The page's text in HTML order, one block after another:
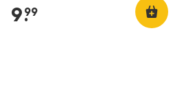
9.
99